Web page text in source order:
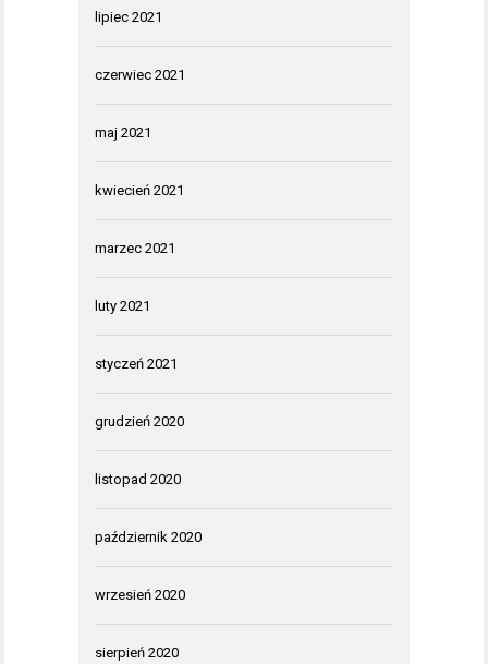
lipiec 2021
czerwiec 2021
maj 2021
kwiecień 2021
marzec 2021
luty 2021
styczeń 2021
grudzień 2020
listopad 2020
październik 2020
wrzesień 2020
sierpień 2020